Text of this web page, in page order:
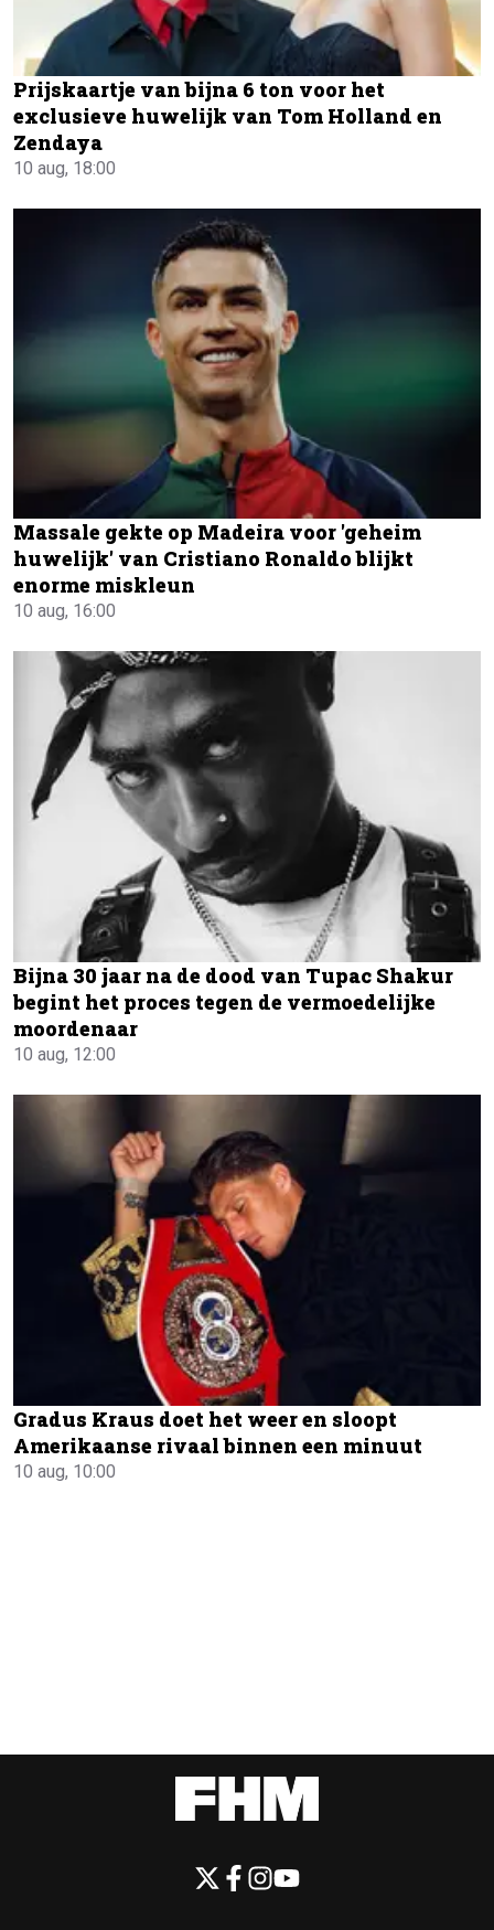
Prijskaartje van bijna 6 ton voor het
exclusieve huwelijk van Tom Holland en
Zendaya
10 aug, 18:00
Massale gekte op Madeira voor 'geheim
huwelijk' van Cristiano Ronaldo blijkt
enorme miskleun
10 aug, 16:00
Bijna 30 jaar na de dood van Tupac Shakur
begint het proces tegen de vermoedelijke
moordenaar
10 aug, 12:00
Gradus Kraus doet het weer en sloopt
Amerikaanse rivaal binnen een minuut
10 aug, 10:00